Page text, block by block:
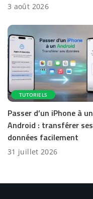
3 août 2026
TUTORIELS
Passer d’un iPhone à un
Android : transférer ses
données facilement
31 juillet 2026